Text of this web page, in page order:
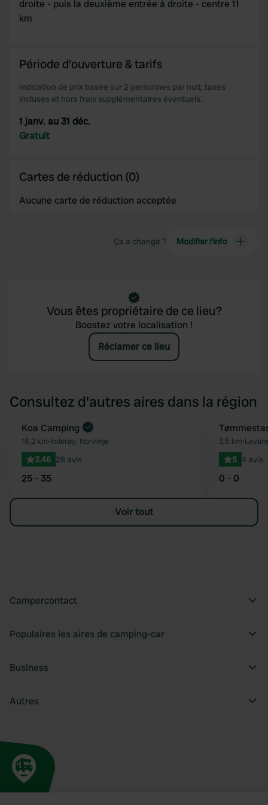
droite - puis la deuxième entrée à droite - centre 11
km
Période d'ouverture & tarifs
Indication de prix basée sur 2 personnes par nuit, taxes
incluses et hors frais supplémentaires éventuels.
1 janv. au 31 déc.
Gratuit
Cartes de réduction (0)
Aucune carte de réduction acceptée
Ça a changé ? Modifier l’info
Vous êtes propriétaire de ce lieu?
Boostez votre localisation !
Réclamer ce lieu
Consultez d'autres aires dans la région
Préféré
Reserve maintenant
Koa Camping
16,2 km•Inderøy, Norvège
3.46 28 avis
25 - 35
3,5 km•
5 4 avis
0 - 0
Voir tout
Campercontact
Populaires les aires de camping-car
Business
Autres